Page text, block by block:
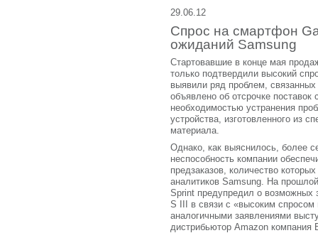
29.06.12
Спрос на смартфон
ожиданий Samsung
Стартовавшие в конце мая
только подтвердили высокий
выявили ряд проблем,
объявлено об отсрочке
необходимостью устранения
устройства, изготовленного из
материала.
Однако, как выяснилось, более
неспособность компании
предзаказов, количество
аналитиков Samsung. На
Sprint предупредил о возможных
S III в связи с «высоким
аналогичными заявлениями
дистрибьютор Amazon компания